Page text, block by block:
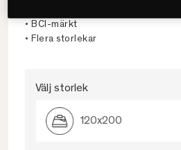
• BCI-märkt
• Flera storlekar
Välj storlek
120x200